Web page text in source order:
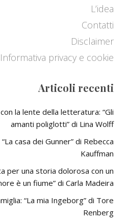
L’idea
Contatti
Disclaimer
Informativa privacy e cookie
Articoli recenti
la lente della letteratura: “Gli
amanti poliglotti” di Lina Wolff
casa dei Gunner” di Rebecca
Kauffman
per una storia dolorosa con un
è un fiume” di Carla Madeira
“La mia Ingeborg” di Tore
Renberg